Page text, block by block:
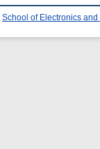
School of Electronics